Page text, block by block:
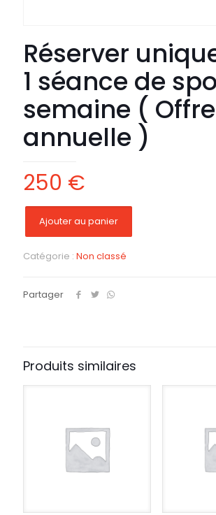
Réserver
1 séance de
semaine ( Offre
annuelle )
250 €
Ajouter au panier
Catégorie : Non classé
Partager
Produits similaires